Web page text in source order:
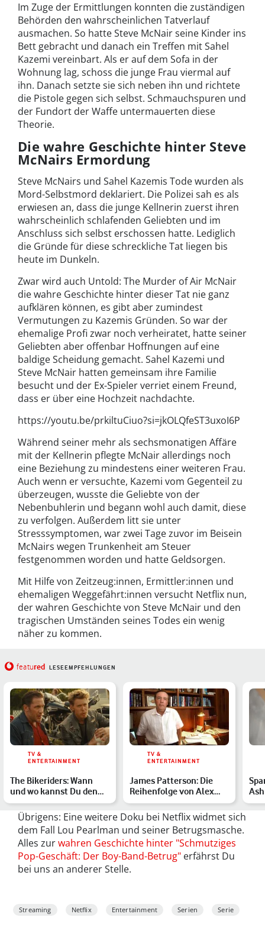
Im Zuge der Ermittlungen konnten die zuständigen
Behörden den wahrscheinlichen Tatverlauf
ausmachen. So hatte Steve McNair seine Kinder ins
Bett gebracht und danach ein Treffen mit Sahel
Kazemi vereinbart. Als er auf dem Sofa in der
Wohnung lag, schoss die junge Frau viermal auf
ihn. Danach setzte sie sich neben ihn und richtete
die Pistole gegen sich selbst. Schmauchspuren und
der Fundort der Waffe untermauerten diese
Theorie.
Die wahre Geschichte hinter Steve
McNairs Ermordung
Steve McNairs und Sahel Kazemis Tode wurden als
Mord-Selbstmord deklariert. Die Polizei sah es als
erwiesen an, dass die junge Kellnerin zuerst ihren
wahrscheinlich schlafenden Geliebten und im
Anschluss sich selbst erschossen hatte. Lediglich
die Gründe für diese schreckliche Tat liegen bis
heute im Dunkeln.
Zwar wird auch Untold: The Murder of Air McNair
die wahre Geschichte hinter dieser Tat nie ganz
aufklären können, es gibt aber zumindest
Vermutungen zu Kazemis Gründen. So war der
ehemalige Profi zwar noch verheiratet, hatte seiner
Geliebten aber offenbar Hoffnungen auf eine
baldige Scheidung gemacht. Sahel Kazemi und
Steve McNair hatten gemeinsam ihre Familie
besucht und der Ex-Spieler verriet einem Freund,
dass er über eine Hochzeit nachdachte.
https://youtu.be/prkiltuCiuo?si=jkOLQfeST3uxoI6P
Während seiner mehr als sechsmonatigen Affäre
mit der Kellnerin pflegte McNair allerdings noch
eine Beziehung zu mindestens einer weiteren Frau.
Auch wenn er versuchte, Kazemi vom Gegenteil zu
überzeugen, wusste die Geliebte von der
Nebenbuhlerin und begann wohl auch damit, diese
zu verfolgen. Außerdem litt sie unter
Stresssymptomen, war zwei Tage zuvor im Beisein
McNairs wegen Trunkenheit am Steuer
festgenommen worden und hatte Geldsorgen.
Mit Hilfe von Zeitzeug:innen, Ermittler:innen und
ehemaligen Weggefährt:innen versucht Netflix nun,
der wahren Geschichte von Steve McNair und den
tragischen Umständen seines Todes ein wenig
näher zu kommen.
featured LESEEMPFEHLUNGEN
TV &
ENTERTAINMENT
The Bikeriders: Wann
und wo kannst Du den
Film im Heimkino sehen?
TV &
ENTERTAINMENT
James Patterson: Die
Reihenfolge von Alex
Cross & Co.
das
Übrigens: Eine weitere Doku bei Netflix widmet sich
dem Fall Lou Pearlman und seiner Betrugsmasche.
Alles zurwahren Geschichte hinter "Schmutziges
Pop-Geschäft: Der Boy-Band-Betrug" erfährst Du
bei uns an anderer Stelle.
Streaming Netflix Entertainment Serien Serie